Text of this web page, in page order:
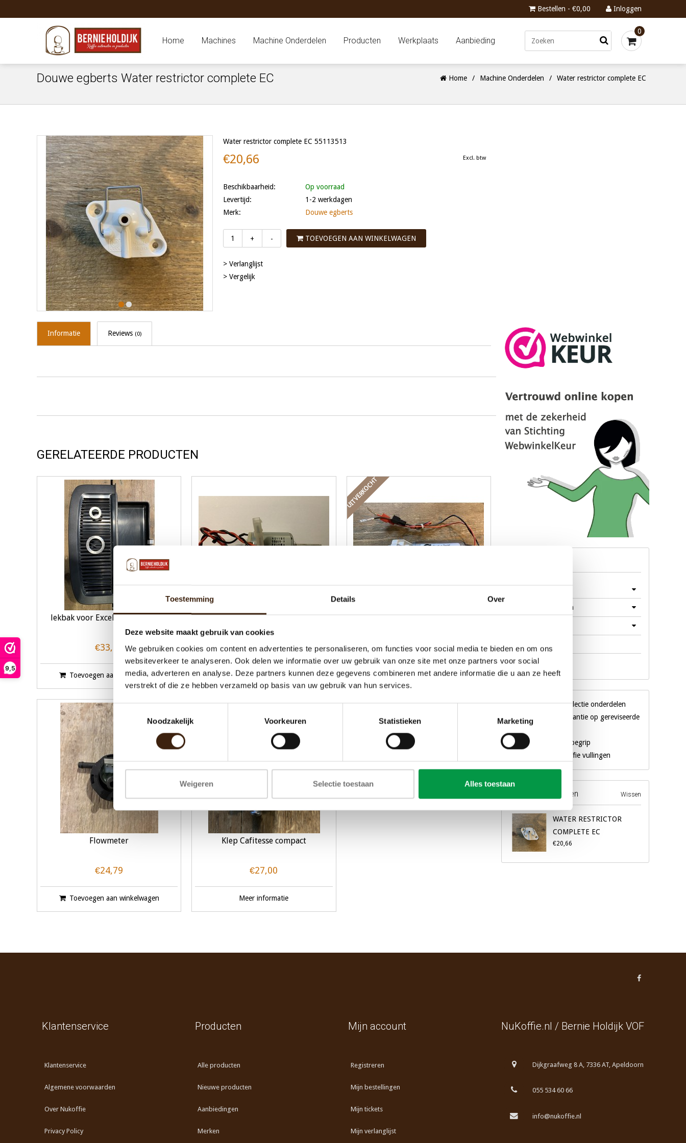
Toestemming Details Over
Deze website maakt gebruik van cookies
We gebruiken cookies om content en advertenties te personaliseren, om functies voor social media te bieden en om ons
websiteverkeer te analyseren. Ook delen we informatie over uw gebruik van onze site met onze partners voor social
media, adverteren en analyse. Deze partners kunnen deze gegevens combineren met andere informatie die u aan ze heeft
verstrekt of die ze hebben verzameld op basis van uw gebruik van hun services.
Noodzakelijk
Voorkeuren Statistieken Marketing
Weigeren Selectie toestaan Alles toestaan
9,5
Bestellen - €0,00 Inloggen
Home Machines Machine Onderdelen Producten Werkplaats Aanbieding
0
Douwe egberts Water restrictor complete EC Home / Machine Onderdelen / Water restrictor complete EC
Water restrictor complete EC 55113513
€20,66 Excl. btw
Beschikbaarheid:
Op voorraad
Levertijd:
1-2 werkdagen
Merk:
Douwe egberts
+ - TOEVOEGEN AAN WINKELWAGEN
> Verlanglijst
> Vergelijk
Informatie Reviews (0)
GERELATEERDE PRODUCTEN
lekbak voor Excellence Compact
€33,06
Toevoegen aan winkelwagen
Mixermotor Cafitesse Compact
€39,10
Toevoegen aan winkelwagen
UITVERKOCHT
Pomp voor compact
€46,00
Meer informatie
Flowmeter
€24,79
Toevoegen aan winkelwagen
UITVERKOCHT
Klep Cafitesse compact
€27,00
Meer informatie
Machine Onderdelen
Aanbieding
Gigantische collectie onderdelen
3 maanden garantie op gereviseerde
Al 18 jaar een begrip
Eigen merk koffie vullingen
Recente producten Wissen
WATER RESTRICTOR
COMPLETE EC
€20,66
Klantenservice
Klantenservice
Algemene voorwaarden
Over Nukoffie
Privacy Policy
Producten
Alle producten
Nieuwe producten
Aanbiedingen
Merken
Mijn account
Registreren
Mijn bestellingen
Mijn tickets
Mijn verlanglijst
NuKoffie.nl / Bernie Holdijk VOF
Dijkgraafweg 8 A, 7336 AT, Apeldoorn
055 534 60 66
info@nukoffie.nl